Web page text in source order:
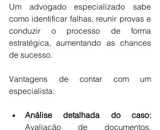
Um advogado especializado sabe
como identificar falhas, reunir provas e
conduzir o processo de forma
estratégica, aumentando as chances
de sucesso.
Vantagens de contar com um
especialista:
Análise detalhada do caso:
Avaliação de documentos,